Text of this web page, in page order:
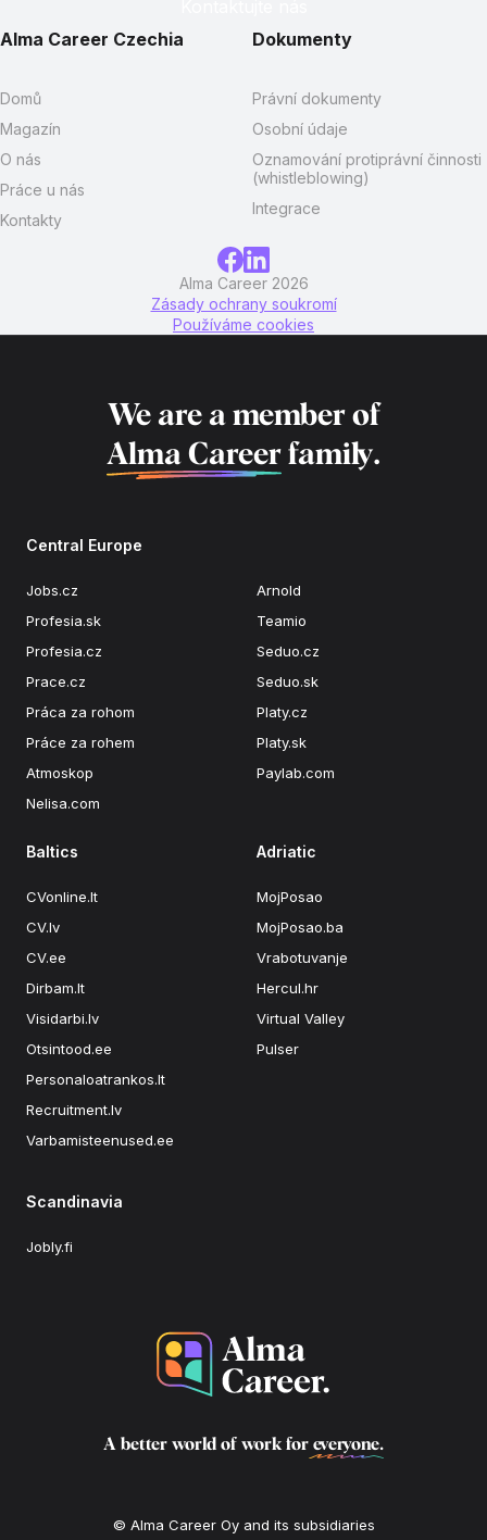
Alma Career Czechia
Domů
Magazín
O nás
Práce u nás
Kontakty
Dokumenty
Právní dokumenty
Osobní údaje
Oznamování protiprávní činnosti
(whistleblowing)
Integrace
Alma Career 2026
Zásady ochrany soukromí
Používáme cookies
We are a member of
Alma Career family.
Central Europe
Jobs.cz
Profesia.sk
Profesia.cz
Prace.cz
Práca za rohom
Práce za rohem
Atmoskop
Nelisa.com
Arnold
Teamio
Seduo.cz
Seduo.sk
Platy.cz
Platy.sk
Paylab.com
Baltics
CVonline.lt
CV.lv
CV.ee
Dirbam.lt
Visidarbi.lv
Otsintood.ee
Personaloatrankos.lt
Recruitment.lv
Varbamisteenused.ee
Adriatic
MojPosao
MojPosao.ba
Vrabotuvanje
Hercul.hr
Virtual Valley
Pulser
Scandinavia
Jobly.fi
A better world of work for everyone.
© Alma Career Oy and its subsidiaries